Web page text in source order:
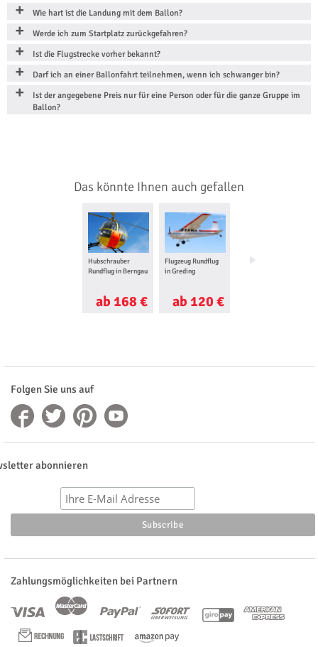
Wie hart ist die Landung mit dem Ballon?
Werde ich zum Startplatz zurückgefahren?
Ist die Flugstrecke vorher bekannt?
Darf ich an einer Ballonfahrt teilnehmen, wenn ich schwanger bin?
Ist der angegebene Preis nur für eine Person oder für die ganze Gruppe im
Ballon?
Das könnte Ihnen auch gefallen
Hubschrauber
Rundflug in Berngau
ab 168 €
Flugzeug Rundflug
in Greding
ab 120 €
Floating in
Folgen Sie uns auf
abonnieren
Zahlungsmöglichkeiten bei Partnern